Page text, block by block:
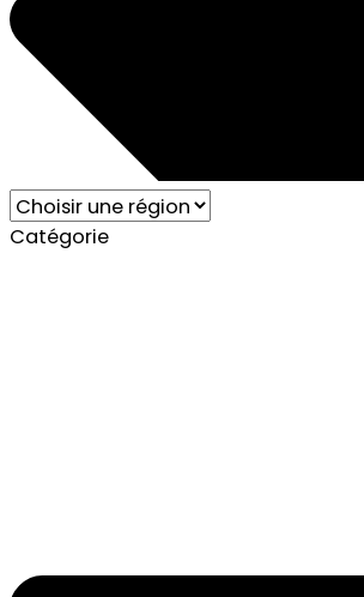
Catégorie